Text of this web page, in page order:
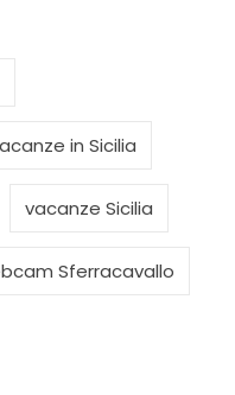
in Sicilia
vacanze Sicilia
Sferracavallo